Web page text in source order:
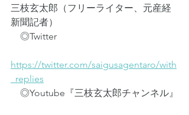
三枝玄太郎（フリーライター、元産経
新聞記者）
◎Twitter
https://twitter.com/saigusagentaro/with
_replies
◎Youtube『三枝玄太郎チャンネル』